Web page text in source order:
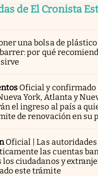
de El Cronista
una bolsa de
por qué
Oficial y confirmado
York, Atlanta y
el ingreso al país a
de renovación en su
Oficial | Las
las cuentas
los ciudadanos y
este trámite